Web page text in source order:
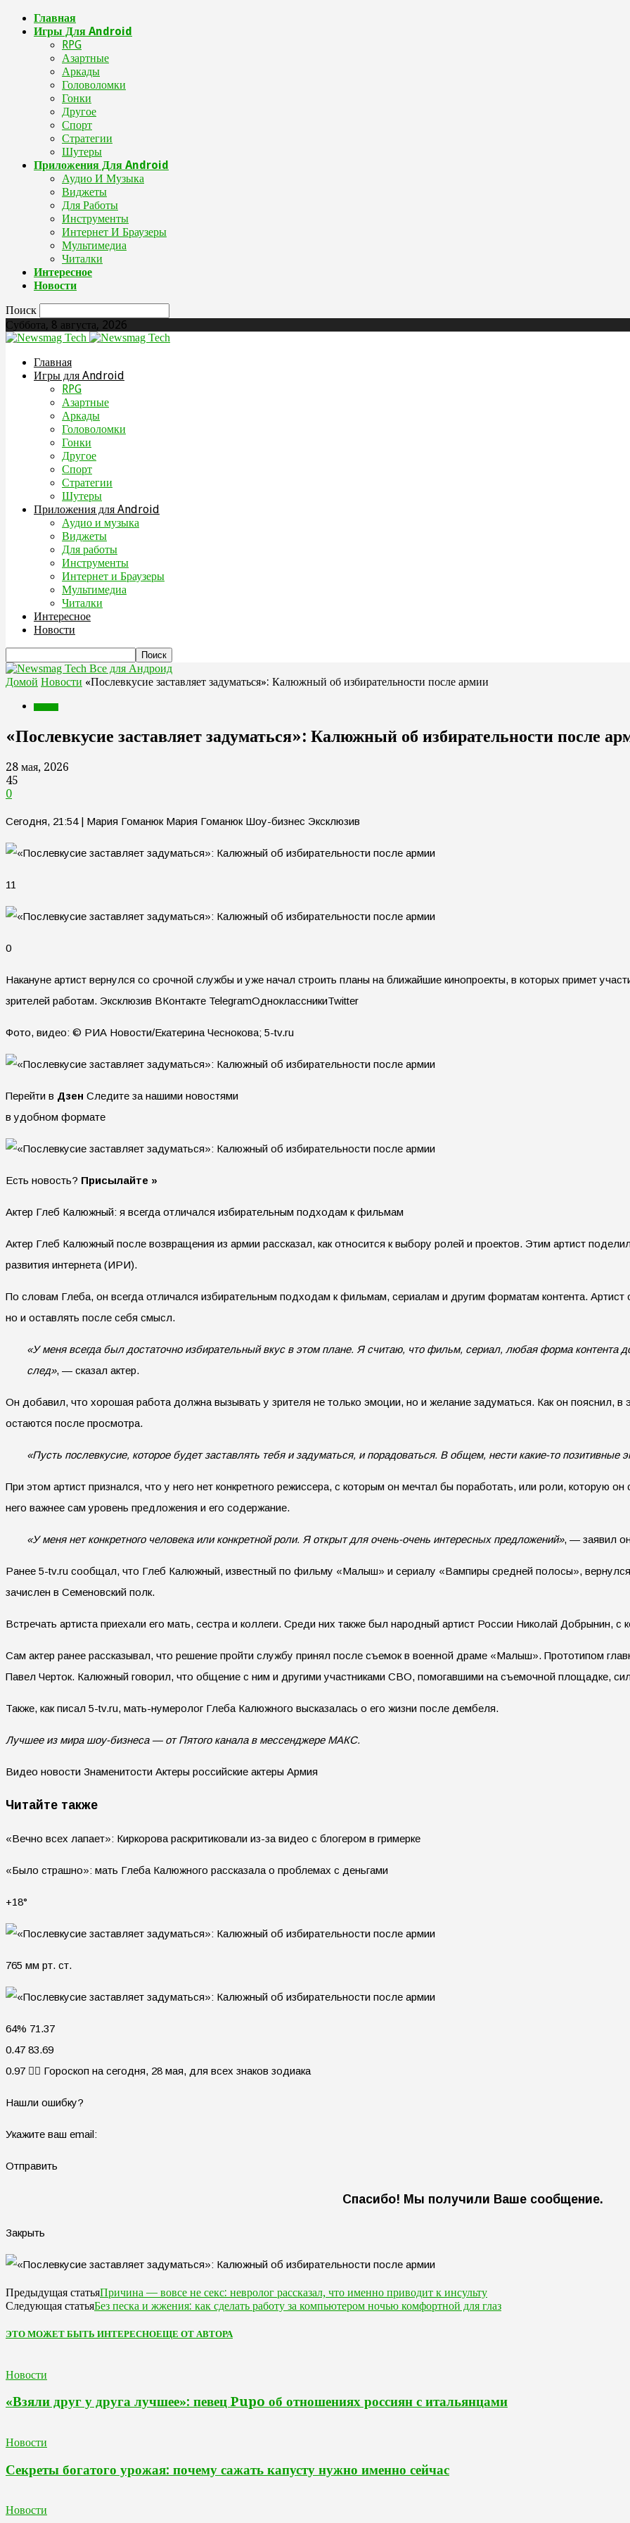
Главная
Игры Для Android
RPG
Азартные
Аркады
Головоломки
Гонки
Другое
Спорт
Стратегии
Шутеры
Приложения Для Android
Аудио И Музыка
Виджеты
Для Работы
Инструменты
Интернет И Браузеры
Мультимедиа
Читалки
Интересное
Новости
Поиск
Суббота, 8 августа, 2026
Главная
Игры для Android
RPG
Азартные
Аркады
Головоломки
Гонки
Другое
Спорт
Стратегии
Шутеры
Приложения для Android
Аудио и музыка
Виджеты
Для работы
Инструменты
Интернет и Браузеры
Мультимедиа
Читалки
Интересное
Новости
Все для Андроид
Домой Новости «Послевкусие заставляет задуматься»: Калюжный об избирательности после армии
«Послевкусие заставляет задуматься»: Калюжный об избирательности после
28 мая, 2026
45
0
Сегодня, 21:54 | Мария Гоманюк Мария Гоманюк Шоу-бизнес Эксклюзив
11
0
Накануне артист вернулся со срочной службы и уже начал строить планы на ближайшие кинопроекты, в которых примет
зрителей работам. Эксклюзив ВКонтакте TelegramОдноклассникиTwitter
Фото, видео: © РИА Новости/Екатерина Чеснокова; 5-tv.ru
Перейти в Дзен Следите за нашими новостями
в удобном формате
Есть новость? Присылайте »
Актер Глеб Калюжный: я всегда отличался избирательным подходам к фильмам
Актер Глеб Калюжный после возвращения из армии рассказал, как относится к выбору ролей и проектов. Этим артист
развития интернета (ИРИ).
По словам Глеба, он всегда отличался избирательным подходам к фильмам, сериалам и другим форматам контента. Артист
но и оставлять после себя смысл.
«У меня всегда был достаточно избирательный вкус в этом плане. Я считаю, что фильм, сериал, любая форма контента
след», — сказал актер.
Он добавил, что хорошая работа должна вызывать у зрителя не только эмоции, но и желание задуматься. Как он пояснил,
остаются после просмотра.
«Пусть послевкусие, которое будет заставлять тебя и задуматься, и порадоваться. В общем, нести какие-то позитивные
При этом артист признался, что у него нет конкретного режиссера, с которым он мечтал бы поработать, или роли, которую
него важнее сам уровень предложения и его содержание.
«У меня нет конкретного человека или конкретной роли. Я открыт для очень-очень интересных предложений», — заявил
Ранее 5-tv.ru сообщал, что Глеб Калюжный, известный по фильму «Малыш» и сериалу «Вампиры средней полосы»,
зачислен в Семеновский полк.
Встречать артиста приехали его мать, сестра и коллеги. Среди них также был народный артист России Николай
Сам актер ранее рассказывал, что решение пройти службу принял после съемок в военной драме «Малыш». Прототипом
Павел Черток. Калюжный говорил, что общение с ним и другими участниками СВО, помогавшими на съемочной площадке,
Также, как писал 5-tv.ru, мать-нумеролог Глеба Калюжного высказалась о его жизни после дембеля.
Лучшее из мира шоу-бизнеса — от Пятого канала в мессенджере МАКС.
Видео новости Знаменитости Актеры российские актеры Армия
Читайте также
«Вечно всех лапает»: Киркорова раскритиковали из-за видео с блогером в гримерке
«Было страшно»: мать Глеба Калюжного рассказала о проблемах с деньгами
+18°
765 мм рт. ст.
64% 71.37
0.47 83.69
0.97 🧙‍♀ Гороскоп на сегодня, 28 мая, для всех знаков зодиака
Нашли ошибку?
Укажите ваш email:
Отправить
Спасибо! Мы получили Ваше сообщение.
Закрыть
Предыдущая статьяПричина — вовсе не секс: невролог рассказал, что именно приводит к инсульту
Следующая статьяБез песка и жжения: как сделать работу за компьютером ночью комфортной для глаз
ЭТО МОЖЕТ БЫТЬ ИНТЕРЕСНОЕЩЕ ОТ АВТОРА
Новости
«Взяли друг у друга лучшее»: певец Pupo об отношениях россиян с итальянцами
Новости
Секреты богатого урожая: почему сажать капусту нужно именно сейчас
Новости